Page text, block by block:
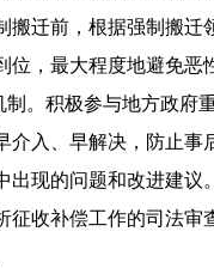
搬迁前，根据强制搬
位，最大程度地避免恶
积极参与地方政府重
介入、早解决，防止
出现的问题和改进建
征收补偿工作的司法